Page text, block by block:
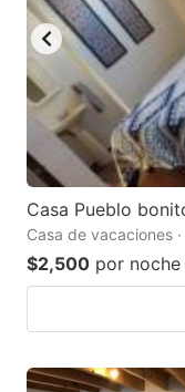
Casa Pueblo
Casa de vacaciones
$2,500 por noche